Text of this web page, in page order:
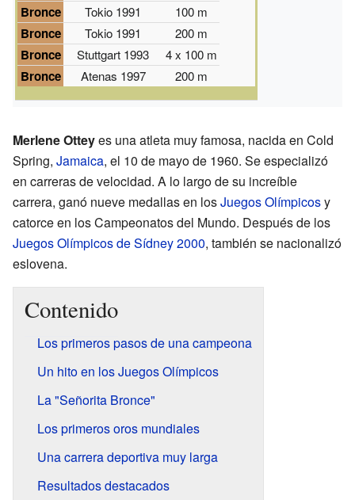
Bronce Tokio 1991 100 m
Bronce Tokio 1991 200 m
Bronce Stuttgart 1993 4 x 100 m
Bronce Atenas 1997 200 m
Merlene Otteyes una atleta muy famosa, nacida en Cold
Spring, Jamaica, el 10 de mayo de 1960. Se especializó
en carreras de velocidad. A lo largo de su increíble
carrera, ganó nueve medallas en losJuegos Olímpicosy
catorce en los Campeonatos del Mundo. Después de los
Juegos Olímpicos de Sídney 2000, también se nacionalizó
eslovena.
Contenido
Los primeros pasos de una campeona
Un hito en los Juegos Olímpicos
La "Señorita Bronce"
Los primeros oros mundiales
Una carrera deportiva muy larga
Resultados destacados